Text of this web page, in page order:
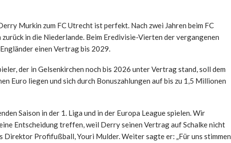
Murkin zum FC Utrecht ist perfekt. Nach zwei Jahren beim FC
in die Niederlande. Beim Eredivisie-Vierten der vergangenen
einen Vertrag bis 2029.
der in Gelsenkirchen noch bis 2026 unter Vertrag stand, soll dem
Euro liegen und sich durch Bonuszahlungen auf bis zu 1,5 Millionen
Saison in der 1. Liga und in der Europa League spielen. Wir
Entscheidung treffen, weil Derry seinen Vertrag auf Schalke nicht
Direktor Profifußball, Youri Mulder. Weiter sagte er: „Für uns stimmen